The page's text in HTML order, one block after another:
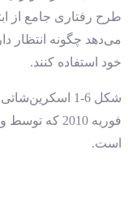
طرح رفتاری جامع از
می‌دهد چگونه انتظار
خود استفاده کنند.
شکل 6-1
فوریه 2010 که توسط وب‌سایت
است.